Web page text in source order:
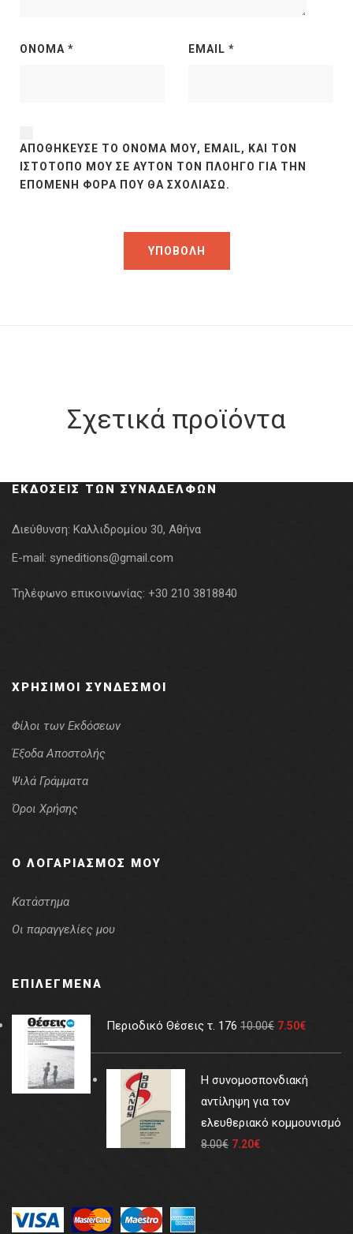
ΌΝΟΜΑ * EMAIL *
ΑΠΟΘΉΚΕΥΣΕ ΤΟ ΌΝΟΜΆ ΜΟΥ, EMAIL, ΚΑΙ ΤΟΝ
ΙΣΤΌΤΟΠΟ ΜΟΥ ΣΕ ΑΥΤΌΝ ΤΟΝ ΠΛΟΗΓΌ ΓΙΑ ΤΗΝ
ΕΠΌΜΕΝΗ ΦΟΡΆ ΠΟΥ ΘΑ ΣΧΟΛΙΆΣΩ.
Σχετικά προϊόντα
ΕΚΔΌΣΕΙΣ ΤΩΝ ΣΥΝΑΔΈΛΦΩΝ
Διεύθυνση: Καλλιδρομίου 30, Αθήνα
E-mail: syneditions@gmail.com
Τηλέφωνο επικοινωνίας: +30 210 3818840
ΧΡΉΣΙΜΟΙ ΣΎΝΔΕΣΜΟΙ
Φίλοι των Εκδόσεων
Έξοδα Αποστολής
Ψιλά Γράμματα
Όροι Χρήσης
Ο ΛΟΓΑΡΙΑΣΜΌΣ ΜΟΥ
Κατάστημα
Οι παραγγελίες μου
ΕΠΙΛΕΓΜΈΝΑ
Περιοδικό Θέσεις τ. 176 10.00€ 7.50€
Η συνομοσπονδιακή
αντίληψη για τον
ελευθεριακό κομμουνισμό
8.00€ 7.20€